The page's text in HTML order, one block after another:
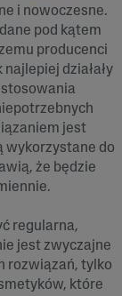
i nowoczesne.
pod kątem
producenci
działały
stosowania
jest
wykorzystane do
że będzie
regularna,
jest zwyczajne
rozwiązań, tylko
które